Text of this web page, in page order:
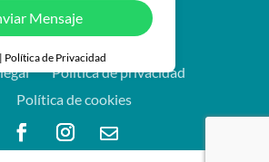
La Herradura
Política de privacidad
Política de cookies

Mensaje
Política de Privacidad